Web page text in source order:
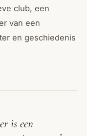
club, een
van een
en geschiedenis
is een